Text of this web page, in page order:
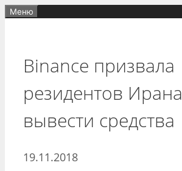
Перейти
Меню
Binance призвала
резидентов Ирана
вывести средства
19.11.2018